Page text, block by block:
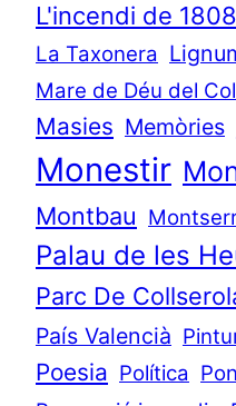
L'incendi de 1808
La Taxonera
Mare de Déu del
Masies Memòries
Monestir
Montbau
Palau de les
Parc De
País Valencià
Poesia Política